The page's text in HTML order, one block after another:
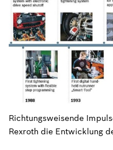
Richtungsweisende
Rexroth die Entwicklung